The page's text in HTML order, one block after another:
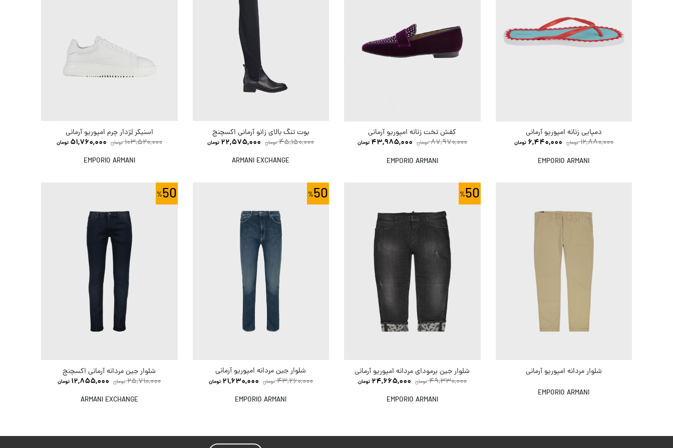
دمپایی زنانه امپوریو آرمانی
12,880,000 تومان 6,440,000 تومان
EMPORIO ARMANI
کفش تخت زنانه امپوریو آرمانی
87,970,000 تومان 43,985,000 تومان
EMPORIO ARMANI
بوت تنگ بالای زانو آرمانی اکسچنج
45,150,000 تومان 22,575,000 تومان
ARMANI EXCHANGE
اسنیکر لِژدار چرم امپوریو آرمانی
103,520,000 تومان 51,760,000 تومان
EMPORIO ARMANI
شلوار مردانه امپوریو آرمانی
EMPORIO ARMANI
50
شلوار جین برمودای مردانه امپوریو آرمانی
49,330,000 تومان 24,665,000 تومان
EMPORIO ARMANI
50
شلوار جین مردانه امپوریو آرمانی
43,260,000 تومان 21,630,000 تومان
EMPORIO ARMANI
50
شلوار جین مردانه آرمانی اکسچنج
25,710,000 تومان 12,855,000 تومان
ARMANI EXCHANGE